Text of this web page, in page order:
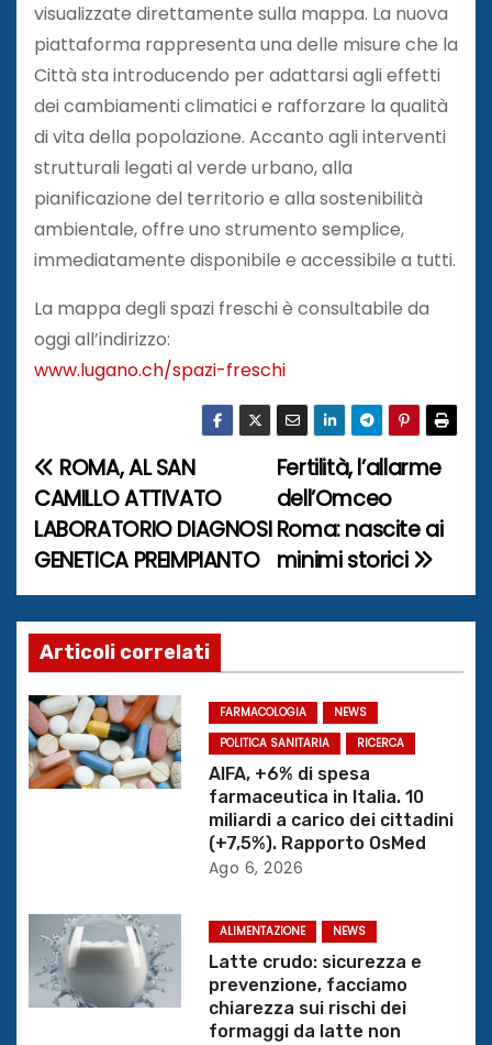
visualizzate direttamente sulla mappa. La nuova
piattaforma rappresenta una delle misure che la
Città sta introducendo per adattarsi agli effetti
dei cambiamenti climatici e rafforzare la qualità
di vita della popolazione. Accanto agli interventi
strutturali legati al verde urbano, alla
pianificazione del territorio e alla sostenibilità
ambientale, offre uno strumento semplice,
immediatamente disponibile e accessibile a tutti.
La mappa degli spazi freschi è consultabile da
oggi all’indirizzo:
www.lugano.ch/spazi-freschi
N
a
v
i
g
a
z
i
e
a
Fertilità, l’allarme
dell’Omceo
Roma: nascite ai
minimi storici
ROMA, AL SAN
CAMILLO ATTIVATO
LABORATORIO DIAGNOSI
GENETICA PREIMPIANTO
Articoli correlati
FARMACOLOGIA
NEWS
POLITICA SANITARIA
RICERCA
AIFA, +6% di spesa
farmaceutica in Italia. 10
miliardi a carico dei cittadini
(+7,5%). Rapporto OsMed
Ago 6, 2026
ALIMENTAZIONE NEWS
Latte crudo: sicurezza e
prevenzione, facciamo
chiarezza sui rischi dei
formaggi da latte non